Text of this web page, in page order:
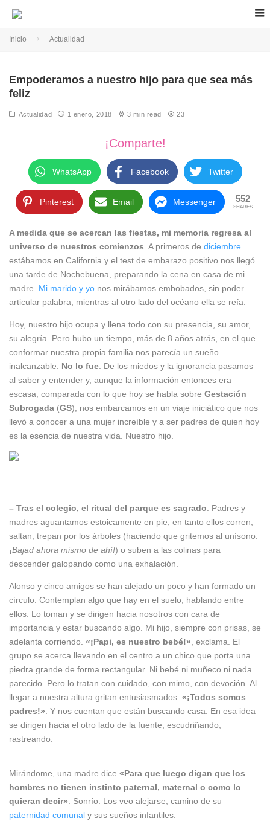
Inicio Actualidad
Empoderamos a nuestro hijo para que sea más
feliz
Actualidad 1 enero, 2018 3 min read 23
¡Comparte!
WhatsApp Facebook Twitter
Pinterest Email Messenger 552
SHARES
A medida que se acercan las fiestas, mi memoria regresa al
universo de nuestros comienzos . A primeros de diciembre
estábamos en California y el test de embarazo positivo nos llegó
una tarde de Nochebuena, preparando la cena en casa de mi
madre.
Mi marido y yo nos mirábamos embobados, sin poder
articular palabra, mientras al otro lado del océano ella se reía.
Hoy, nuestro hijo ocupa y llena todo con su presencia, su amor,
su alegría. Pero hubo un tiempo, más de 8 años atrás, en el que
conformar nuestra propia familia nos parecía un sueño
inalcanzable. No lo fue . De los miedos y la ignorancia pasamos
al saber y entender y, aunque la información entonces era
escasa, comparada con lo que hoy se habla sobre Gestación
Subrogada (GS), nos embarcamos en un viaje iniciático que nos
llevó a conocer a una mujer increíble y a ser padres de quien hoy
es la esencia de nuestra vida. Nuestro hijo.
– Tras el colegio, el ritual del parque es sagrado . Padres y
madres aguantamos estoicamente en pie, en tanto ellos corren,
saltan, trepan por los árboles (haciendo que gritemos al unísono:
¡Bajad ahora mismo de ahí!) o suben a las colinas para
descender galopando como una exhalación.
Alonso y cinco amigos se han alejado un poco y han formado un
círculo. Contemplan algo que hay en el suelo, hablando entre
ellos. Lo toman y se dirigen hacia nosotros con cara de
importancia y estar buscando algo. Mi hijo, siempre con prisas, se
adelanta corriendo. «¡Papi, es nuestro bebé!» , exclama. El
grupo se acerca llevando en el centro a un chico que porta una
piedra grande de forma rectangular. Ni bebé ni muñeco ni nada
parecido. Pero lo tratan con cuidado, con mimo, con devoción. Al
llegar a nuestra altura gritan entusiasmados: «¡Todos somos
padres!» . Y nos cuentan que están buscando casa. En esa idea
se dirigen hacia el otro lado de la fuente, escudriñando,
rastreando.
Mirándome, una madre dice «Para que luego digan que los
hombres no tienen instinto paternal, maternal o como lo
quieran decir» . Sonrío. Los veo alejarse, camino de su
paternidad comunal y sus sueños infantiles.